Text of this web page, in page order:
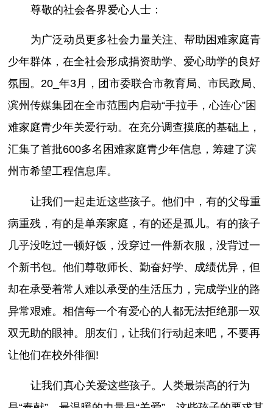
尊敬的社会各界爱心人士：
为广泛动员更多社会力量关注、帮助困难家庭青
少年群体，在全社会形成捐资助学、爱心助学的良好
氛围。20_年3月，团市委联合市教育局、市民政局、
滨州传媒集团在全市范围内启动“手拉手，心连心”困
难家庭青少年关爱行动。在充分调查摸底的基础上，
汇集了首批600多名困难家庭青少年信息，筹建了滨
州市希望工程信息库。
让我们一起走近这些孩子。他们中，有的父母重
病重残，有的是单亲家庭，有的还是孤儿。有的孩子
几乎没吃过一顿好饭，没穿过一件新衣服，没背过一
个新书包。他们尊敬师长、勤奋好学、成绩优异，但
却在承受着常人难以承受的生活压力，完成学业的路
异常艰难。相信每一个有爱心的人都无法拒绝那一双
双无助的眼神。朋友们，让我们行动起来吧，不要再
让他们在校外徘徊!
让我们真心关爱这些孩子。人类最崇高的行为